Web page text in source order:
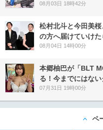
08月03日 18時42分
松村北斗と今田美
の方へ届けていけた
08月04日 14時00分
本郷柚巴が「BLT
る！今までにはない
07月31日 19時00分
ペ